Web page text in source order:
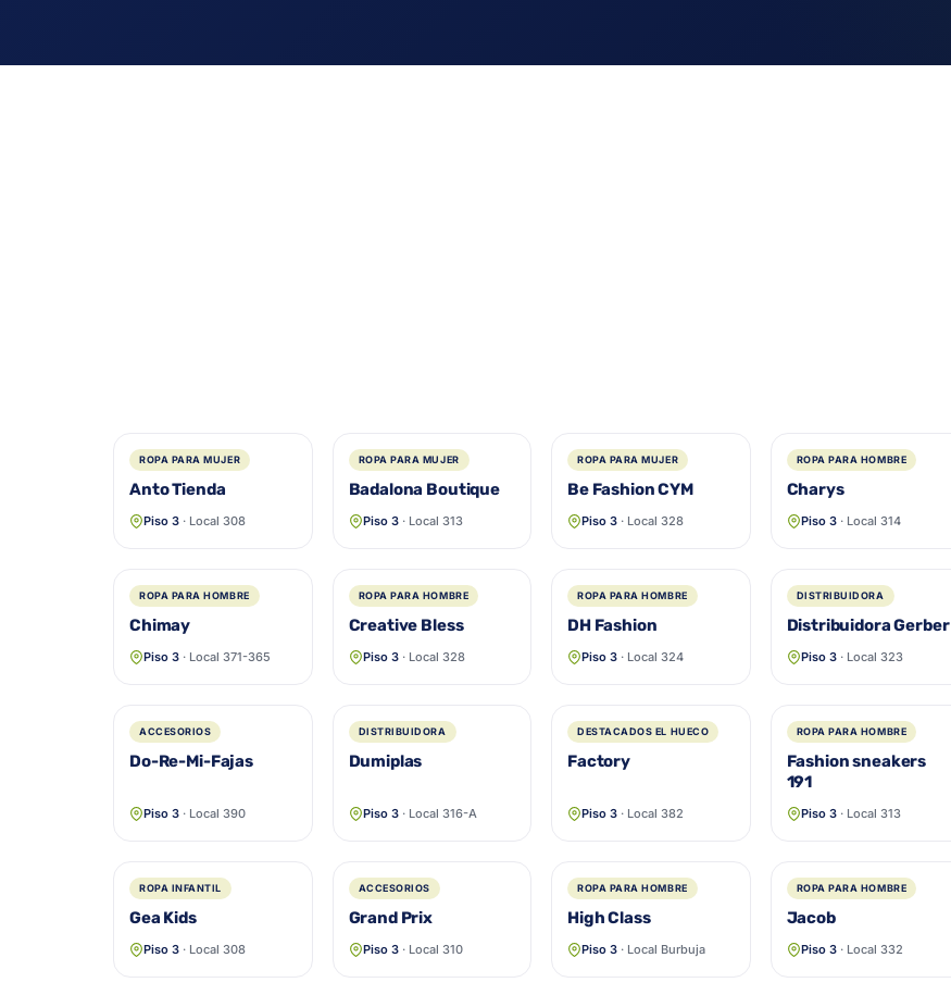
ROPA PARA MUJER
Anto Tienda
Piso 3 · Local 308
ROPA PARA MUJER
Badalona Boutique
Piso 3· Local 313
ROPA PARA MUJER
Be Fashion CYM
Piso 3 · Local 328
ROPA PARA HOMBRE
Charys
Piso 3· Local 314
ROPA PARA HOMBRE
Chimay
Piso 3 · Local 371-365
ROPA PARA HOMBRE
Creative Bless
Piso 3· Local 328
ROPA PARA HOMBRE
DH Fashion
Piso 3 · Local 324
DISTRIBUIDORA
Distribuidora Gerber
Piso 3· Local 323
ACCESORIOS
Do-Re-Mi-Fajas
Piso 3 · Local 390
DISTRIBUIDORA
Dumiplas
Piso 3· Local 316-A
DESTACADOS EL HUECO
Factory
Piso 3 · Local 382
ROPA PARA HOMBRE
Fashion sneakers
191
Piso 3· Local 313
ROPA INFANTIL
Gea Kids
Piso 3 · Local 308
ACCESORIOS
Grand Prix
Piso 3· Local 310
ROPA PARA HOMBRE
High Class
Piso 3 · Local Burbuja
ROPA PARA HOMBRE
Jacob
Piso 3· Local 332